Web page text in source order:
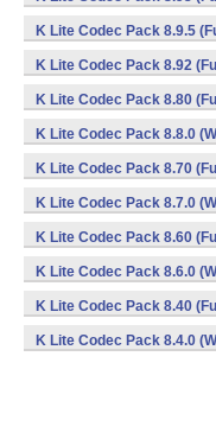
K Lite Codec Pack 8.9.5
K Lite Codec Pack 8.92
K Lite Codec Pack 8.80
K Lite Codec Pack 8.8.0
K Lite Codec Pack 8.70
K Lite Codec Pack 8.7.0
K Lite Codec Pack 8.60
K Lite Codec Pack 8.6.0
K Lite Codec Pack 8.40
K Lite Codec Pack 8.4.0